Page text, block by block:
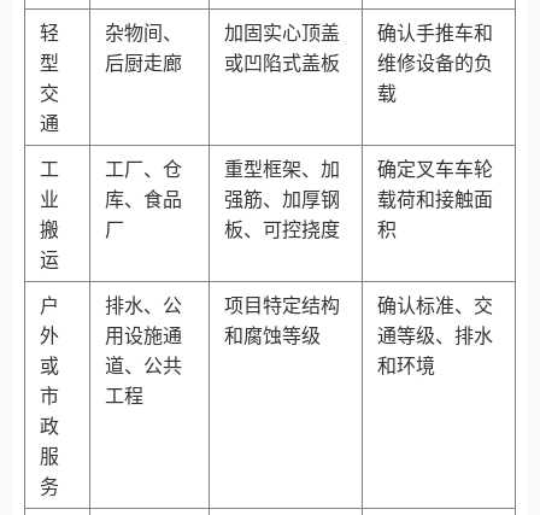
轻
型
交
通
杂物间、
后厨走廊
加固实心顶盖
或凹陷式盖板
确认手推车和
维修设备的负
载
工
业
搬
运
工厂、仓
库、食品
厂
重型框架、加
强筋、加厚钢
板、可控挠度
确定叉车车轮
载荷和接触面
积
户
外
或
市
政
服
务
排水、公
用设施通
道、公共
工程
项目特定结构
和腐蚀等级
确认标准、交
通等级、排水
和环境